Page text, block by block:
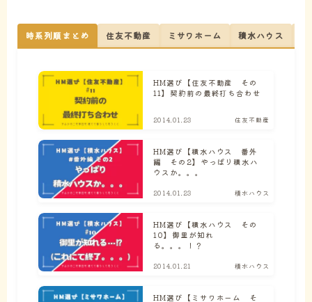
時系列順まとめ 住友不動産 ミサワホーム 積水ハウス
HM選び【住友不動産 その
11】契約前の最終打ち合わせ
2014.01.23 住友不動産
HM選び【積水ハウス 番外
編 その2】やっぱり積水ハ
ウスか。。。
2014.01.23 積水ハウス
HM選び【積水ハウス その
10】御里が知れ
る。。。！？
2014.01.21 積水ハウス
HM選び【ミサワホーム そ